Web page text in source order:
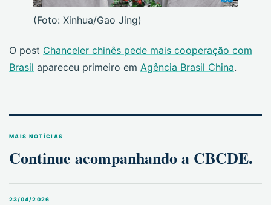
(Foto: Xinhua/Gao Jing)
O post Chanceler chinês pede mais cooperação com
Brasil apareceu primeiro em Agência Brasil China.
MAIS NOTÍCIAS
Continue acompanhando a CBCDE.
23/04/2026